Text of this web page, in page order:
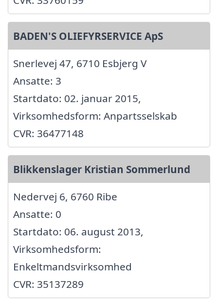
BADEN'S OLIEFYRSERVICE ApS
Snerlevej 47, 6710 Esbjerg V
Ansatte: 3
Startdato: 02. januar 2015,
Virksomhedsform: Anpartsselskab
CVR: 36477148
Blikkenslager Kristian Sommerlund
Nedervej 6, 6760 Ribe
Ansatte: 0
Startdato: 06. august 2013,
Virksomhedsform:
Enkeltmandsvirksomhed
CVR: 35137289